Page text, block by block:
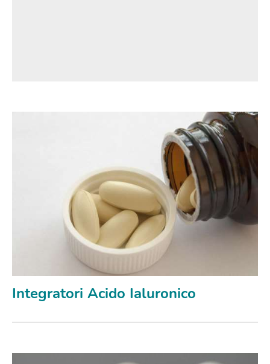
Integratori Acido Ialuronico